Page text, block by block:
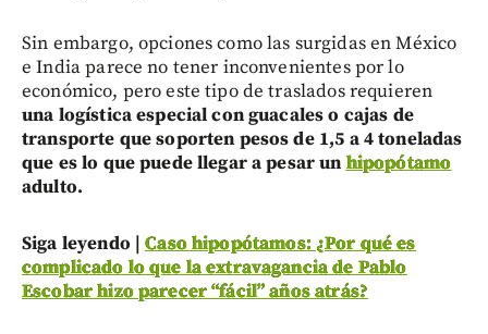
Sin embargo, opciones como las surgidas en México
e India parece no tener inconvenientes por lo
económico, pero este tipo de traslados requieren
una logística especial con guacales o cajas de
transporte que soporten pesos de 1,5 a 4 toneladas
que es lo que puede llegar a pesar un hipopótamo
adulto.
Siga leyendo |Caso hipopótamos: ¿Por qué es
complicado lo que la extravagancia de Pablo
Escobar hizo parecer “fácil” años atrás?